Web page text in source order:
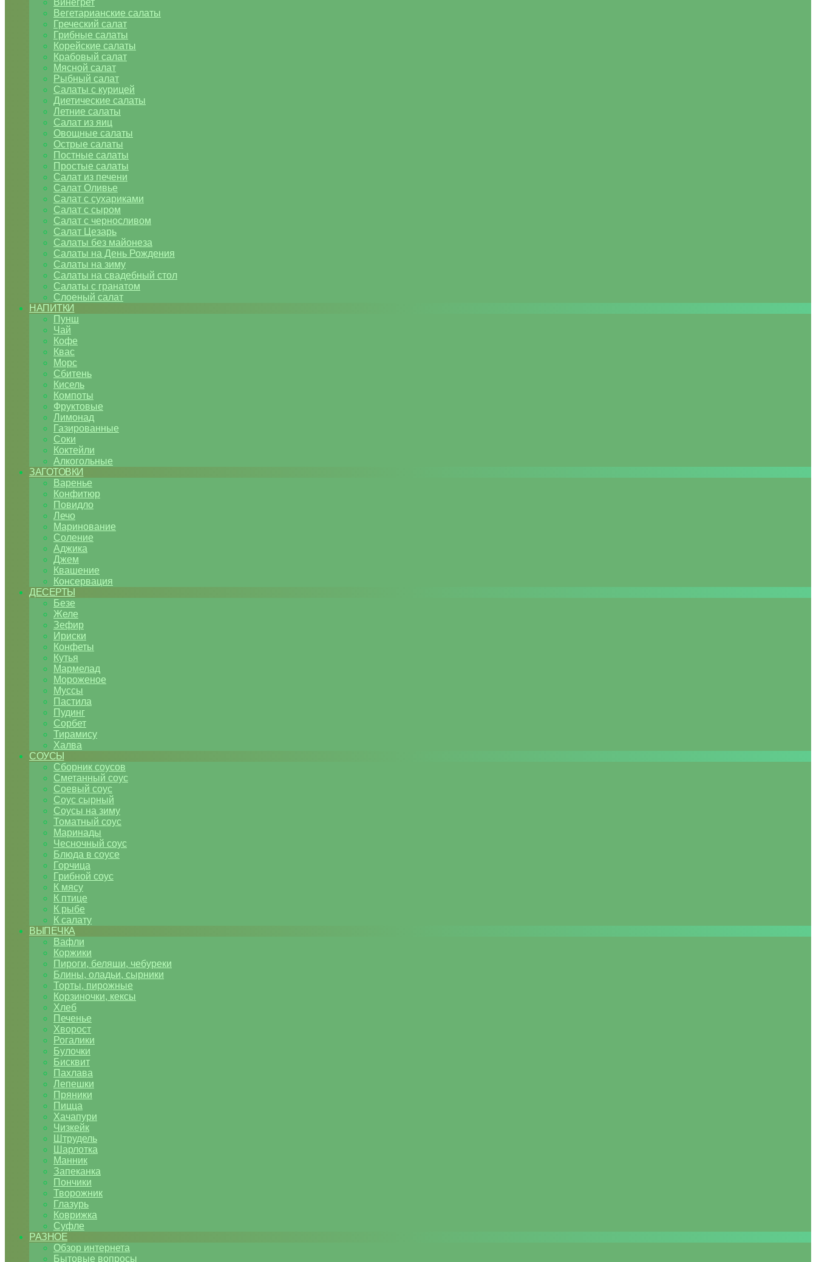
Винегрет
Вегетарианские салаты
Греческий салат
Грибные салаты
Корейские салаты
Крабовый салат
Мясной салат
Рыбный салат
Салаты с курицей
Диетические салаты
Летние салаты
Салат из яиц
Овощные салаты
Острые салаты
Постные салаты
Простые салаты
Салат из печени
Салат Оливье
Салат с сухариками
Салат с сыром
Салат с черносливом
Салат Цезарь
Салаты без майонеза
Салаты на День Рождения
Салаты на зиму
Салаты на свадебный стол
Салаты с гранатом
Слоеный салат
НАПИТКИ
Пунш
Чай
Кофе
Квас
Морс
Сбитень
Кисель
Компоты
Фруктовые
Лимонад
Газированные
Соки
Коктейли
Алкогольные
ЗАГОТОВКИ
Варенье
Конфитюр
Повидло
Лечо
Маринование
Соление
Аджика
Джем
Квашение
Консервация
ДЕСЕРТЫ
Безе
Желе
Зефир
Ириски
Конфеты
Кутья
Мармелад
Мороженое
Муссы
Пастила
Пудинг
Сорбет
Тирамису
Халва
СОУСЫ
Сборник соусов
Сметанный соус
Соевый соус
Соус сырный
Соусы на зиму
Томатный соус
Маринады
Чесночный соус
Блюда в соусе
Горчица
Грибной соус
К мясу
К птице
К рыбе
К салату
ВЫПЕЧКА
Вафли
Коржики
Пироги, беляши, чебуреки
Блины, оладьи, сырники
Торты, пирожные
Корзиночки, кексы
Хлеб
Печенье
Хворост
Рогалики
Булочки
Бисквит
Пахлава
Лепешки
Пряники
Пицца
Хачапури
Чизкейк
Штрудель
Шарлотка
Манник
Запеканка
Пончики
Творожник
Глазурь
Коврижка
Суфле
РАЗНОЕ
Обзор интернета
Бытовые вопросы